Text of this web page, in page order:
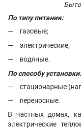
По типу питания:
газовые;
электрические;
водяные.
По способу установки:
стационарные
переносные.
В частных домах,
электрические